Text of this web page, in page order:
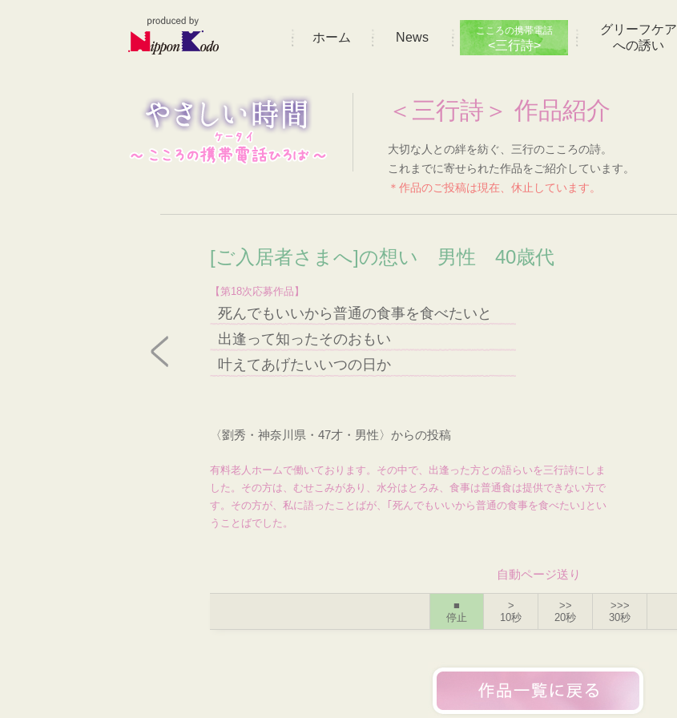
ホーム News こころの携帯電話
<三行詩>
グリーフケア
への誘い
＜三行詩＞ 作品紹介
大切な人との絆を紡ぐ、三行のこころの詩。
これまでに寄せられた作品をご紹介しています。
＊作品のご投稿は現在、休止しています。
[ご入居者さまへ]の想い 男性 40歳代
【第18次応募作品】
死んでもいいから普通の食事を食べたいと
出逢って知ったそのおもい
叶えてあげたいいつの日か
〈劉秀・神奈川県・47才・男性〉からの投稿
有料老人ホームで働いております。その中で、出逢った方との語らいを三行詩にしま
した。その方は、むせこみがあり、水分はとろみ、食事は普通食は提供できない方で
す。その方が、私に語ったことばが、｢死んでもいいから普通の食事を食べたい｣とい
うことばでした。
自動ページ送り
■
停止
>
10秒
>>
20秒
>>>
30秒